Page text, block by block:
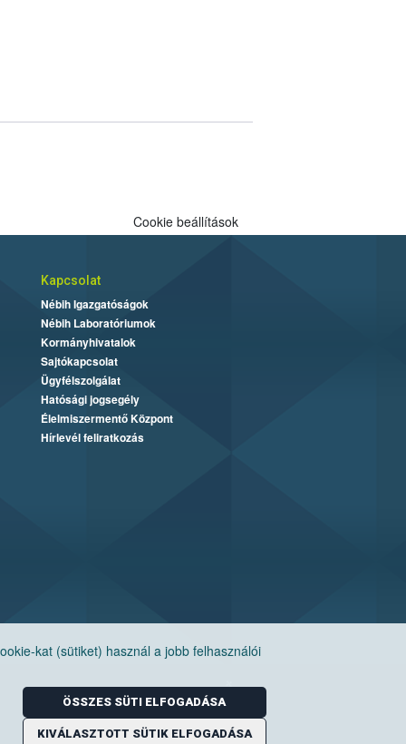
kat (sütiket) használ a jobb felhasználói
ÖSSZES SÜTI ELFOGADÁSA
KIVÁLASZTOTT SÜTIK ELFOGADÁSA
Cookie beállítások
Kapcsolat
Nébih Igazgatóságok
Nébih Laboratóriumok
Kormányhivatalok
Sajtókapcsolat
Ügyfélszolgálat
Hatósági jogsegély
Élelmiszermentő Központ
Hírlevél feliratkozás